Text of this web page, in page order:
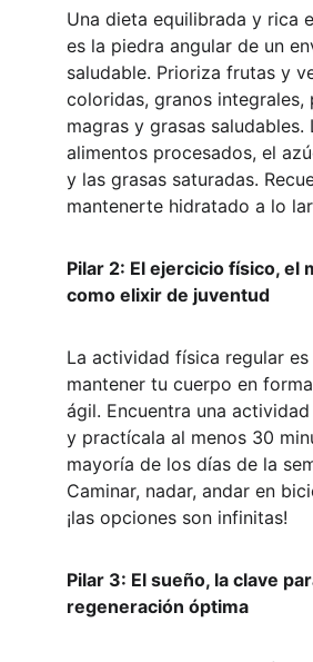
Una dieta equilibrada y rica
es la piedra angular de un
saludable. Prioriza frutas y
coloridas, granos integrales,
magras y grasas saludables.
alimentos procesados, el
y las grasas saturadas.
mantenerte hidratado a lo
Pilar 2: El ejercicio físico, el
como elixir de juventud
La actividad física regular es
mantener tu cuerpo en
ágil. Encuentra una
y practícala al menos 30
mayoría de los días de la
Caminar, nadar, andar en
¡las opciones son infinitas!
Pilar 3: El sueño, la clave
regeneración óptima